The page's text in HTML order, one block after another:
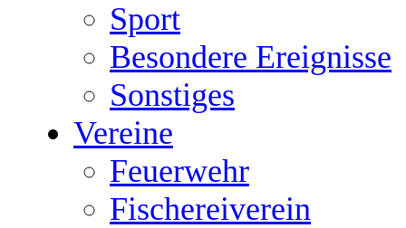
Sport
Besondere Ereignisse
Sonstiges
Vereine
Feuerwehr
Fischereiverein